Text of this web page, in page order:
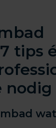
tips